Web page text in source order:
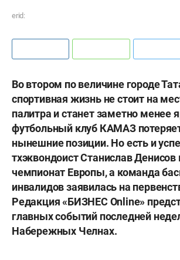
erid:
Во втором по величине городе
спортивная жизнь не стоит на
палитра и станет заметно менее
футбольный клуб КАМАЗ
нынешние позиции. Но есть и
тхэквондоист Станислав
чемпионат Европы, а команда
инвалидов заявилась на
Редакция «БИЗНЕС Online»
главных событий последней
Набережных Челнах.